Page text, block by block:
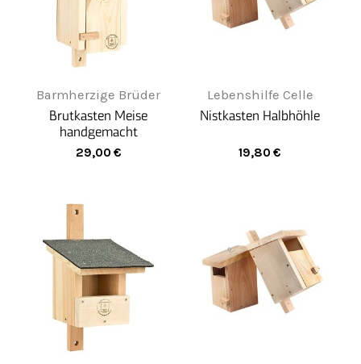
Barmherzige Brüder
Brutkasten Meise
handgemacht
29,00 €
Lebenshilfe Celle
Nistkasten Halbhöhle
19,80 €